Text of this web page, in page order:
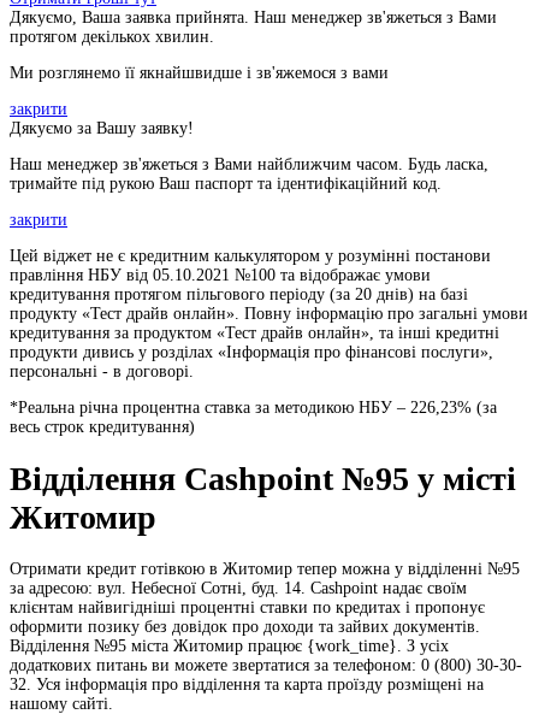
Дякуємо, Ваша заявка прийнята. Наш менеджер зв'яжеться з Вами
протягом декількох хвилин.
Ми розглянемо її якнайшвидше і зв'яжемося з вами
закрити
Дякуємо за Вашу заявку!
Наш менеджер зв'яжеться з Вами найближчим часом. Будь ласка,
тримайте під рукою Ваш паспорт та ідентифікаційний код.
закрити
Цей віджет не є кредитним калькулятором у розумінні постанови
правління НБУ від 05.10.2021 №100 та відображає умови
кредитування протягом пільгового періоду (за 20 днів) на базі
продукту «Тест драйв онлайн». Повну інформацію про загальні умови
кредитування за продуктом «Тест драйв онлайн», та інші кредитні
продукти дивись у розділах «Інформація про фінансові послуги»,
персональні - в договорі.
*Реальна річна процентна ставка за методикою НБУ – 226,23% (за
весь строк кредитування)
Відділення Cashpoint №95 у місті
Житомир
Отримати кредит готівкою в Житомир тепер можна у відділенні №95
за адресою: вул. Небесної Сотні, буд. 14. Cashpoint надає своїм
клієнтам найвигідніші процентні ставки по кредитах і пропонує
оформити позику без довідок про доходи та зайвих документів.
Відділення №95 міста Житомир працює {work_time}. З усіх
додаткових питань ви можете звертатися за телефоном: 0 (800) 30-30-
32. Уся інформація про відділення та карта проїзду розміщені на
нашому сайті.